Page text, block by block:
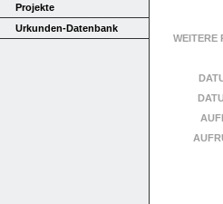
Projekte
Urkunden-Datenbank
WEITERE